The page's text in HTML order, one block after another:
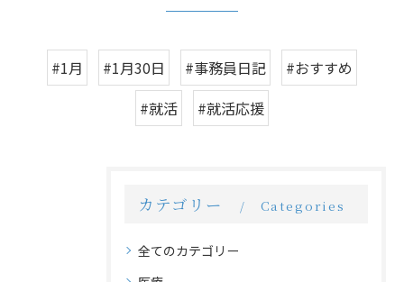
#1月 #1月30日 #事務員日記
#おすすめ
#就活
#就活応援
カテゴリー Categories
全てのカテゴリー